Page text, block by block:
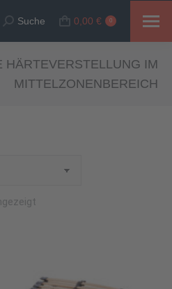
Suche:
Suche 0,00 € 0
HÄRTEVERSTELLUNG IM
MITTELZONENBEREICH